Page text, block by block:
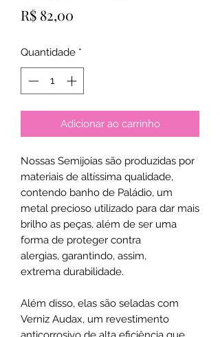
R$ 82,00
Quantidade *
Adicionar ao carrinho
Nossas Semijoias são produzidas por
materiais de altíssima qualidade,
contendo banho de Paládio, um
metal precioso utilizado para dar mais
brilho as peças, além de ser uma
forma de proteger contra
alergias, garantindo, assim,
extrema durabilidade.
Além disso, elas são seladas com
Verniz Audax, um revestimento